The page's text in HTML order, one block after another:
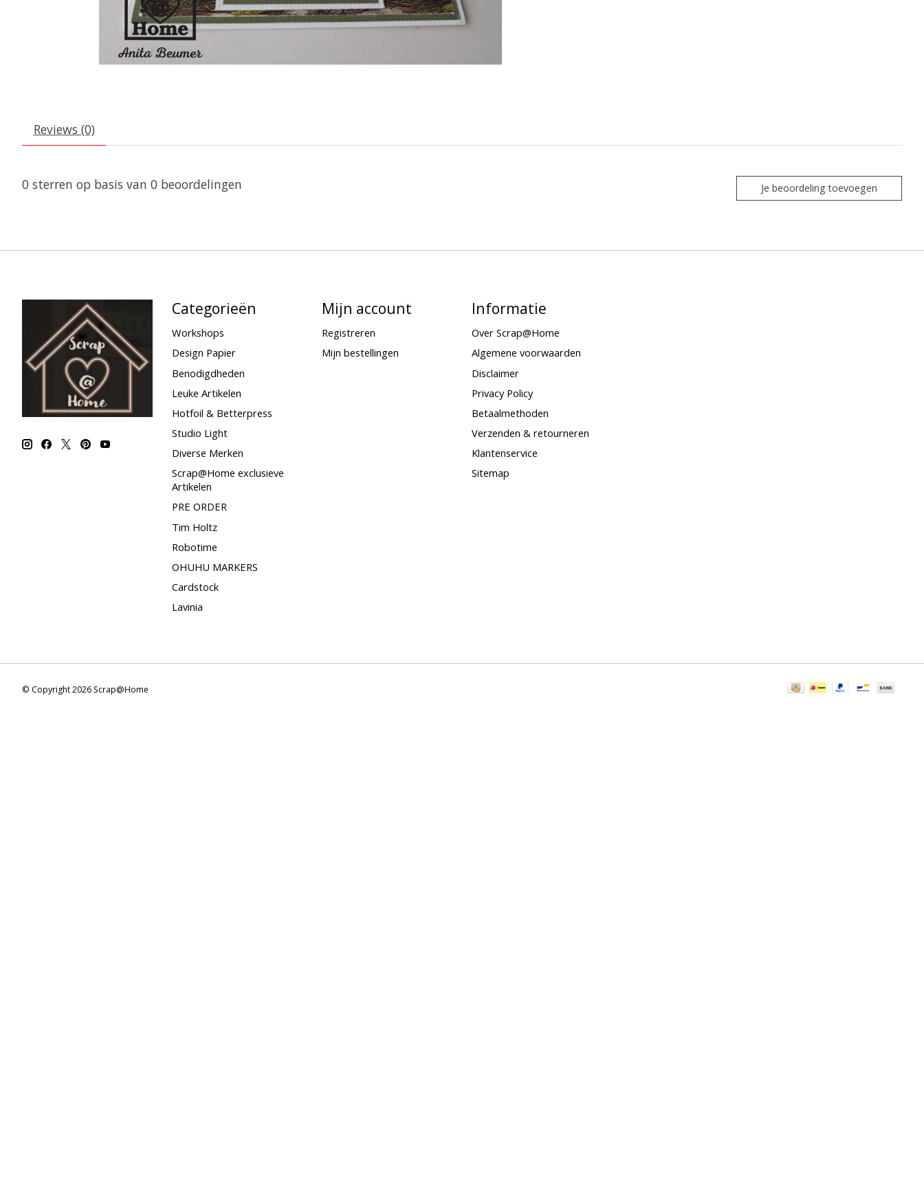
Reviews (0)
0 sterren op basis van 0 beoordelingen Je beoordeling toevoegen
Categorieën
Workshops
Design Papier
Benodigdheden
Leuke Artikelen
Hotfoil & Betterpress
Studio Light
Diverse Merken
Scrap@Home exclusieve
Artikelen
PRE ORDER
Tim Holtz
Robotime
OHUHU MARKERS
Cardstock
Lavinia
Mijn account
Registreren
Mijn bestellingen
Informatie
Over Scrap@Home
Algemene voorwaarden
Disclaimer
Privacy Policy
Betaalmethoden
Verzenden & retourneren
Klantenservice
Sitemap
© Copyright 2026 Scrap@Home